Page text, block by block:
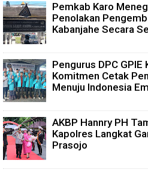
Pemkab Karo
Penolakan
Kabanjahe Secara
Pengurus DPC
Komitmen Cetak
Menuju Indonesia
AKBP Hannry PH
Kapolres Langkat
Prasojo